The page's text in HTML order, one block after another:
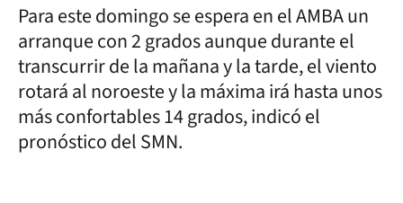
Para este domingo se espera en el AMBA un
arranque con 2 grados aunque durante el
transcurrir de la mañana y la tarde, el viento
rotará al noroeste y la máxima irá hasta unos
más confortables 14 grados, indicó el
pronóstico del SMN.